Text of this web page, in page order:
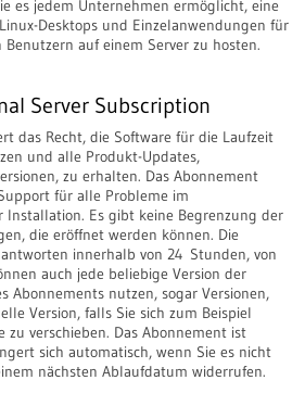
es jedem Unternehmen ermöglicht, eine
Desktops und Einzelanwendungen für
auf einem Server zu hosten.
Server Subscription
das Recht, die Software für die Laufzeit
und alle Produkt-Updates,
zu erhalten. Das Abonnement
für alle Probleme im
Es gibt keine Begrenzung der
die eröffnet werden können. Die
innerhalb von 24 Stunden, von
auch jede beliebige Version der
Abonnements nutzen, sogar Versionen,
Version, falls Sie sich zum Beispiel
zu verschieben. Das Abonnement ist
sich automatisch, wenn Sie es nicht
nächsten Ablaufdatum widerrufen.